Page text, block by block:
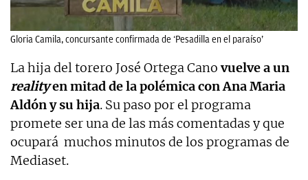
Gloria Camila, concursante confirmada de ‘Pesadilla en el paraíso’
La hija del torero José Ortega Canovuelve a un
realityen mitad de la polémica con Ana Maria
Aldón y su hija. Su paso por el programa
promete ser una de las más comentadas y que
ocupará muchos minutos de los programas de
Mediaset.